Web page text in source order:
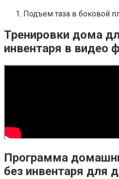
Подъем таза в боковой
Тренировки дома
инвентаря в видео
Программа
без инвентаря для